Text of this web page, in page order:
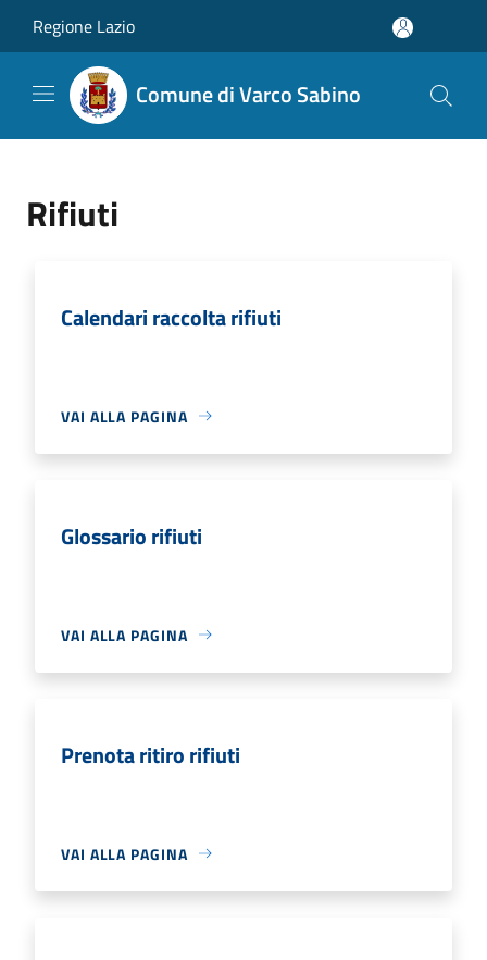
Regione Lazio
Comune di Varco Sabino
Rifiuti
Calendari raccolta rifiuti
VAI ALLA PAGINA
Glossario rifiuti
VAI ALLA PAGINA
Prenota ritiro rifiuti
VAI ALLA PAGINA